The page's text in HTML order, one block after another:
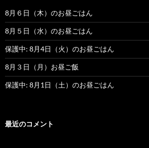
8月６日（木）のお昼ごはん
8月５日（水）のお昼ごはん
保護中: 8月4日（火）のお昼ごはん
8月３日（月）お昼ご飯
保護中: 8月1日（土）のお昼ごはん
最近のコメント